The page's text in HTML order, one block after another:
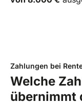
Zahlungen bei
Welche
übernimmt